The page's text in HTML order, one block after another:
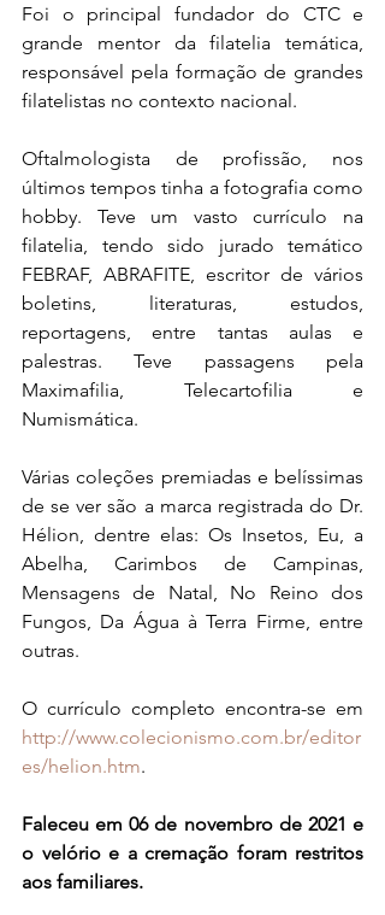
Foi o principal fundador do CTC e
grande mentor da filatelia temática,
responsável pela formação de grandes
filatelistas no contexto nacional.
Oftalmologista de profissão, nos
últimos tempos tinha a fotografia como
hobby. Teve um vasto currículo na
filatelia, tendo sido jurado temático
FEBRAF, ABRAFITE, escritor de vários
boletins, literaturas, estudos,
reportagens, entre tantas aulas e
palestras. Teve passagens pela
Maximafilia, Telecartofilia e
Numismática.
Várias coleções premiadas e belíssimas
de se ver são a marca registrada do Dr.
Hélion, dentre elas: Os Insetos, Eu, a
Abelha, Carimbos de Campinas,
Mensagens de Natal, No Reino dos
Fungos, Da Água à Terra Firme, entre
outras.
http://www.colecionismo.com.br/editor
es/helion.htm.
Faleceu em 06 de novembro de 2021 e
o velório e a cremação foram restritos
aos familiares.